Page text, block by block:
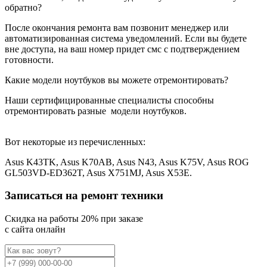
обратно?
После окончания ремонта вам позвонит менеджер или
автоматизированная система уведомлений. Если вы будете
вне доступа, на ваш номер придет смс с подтверждением
готовности.
Какие модели ноутбуков вы можете отремонтировать?
Наши сертифицированные специалисты способны
отремонтировать разные модели ноутбуков.
Вот некоторые из перечисленных:
Asus K43TK, Asus K70AB, Asus N43, Asus K75V, Asus ROG
GL503VD-ED362T, Asus X751MJ, Asus X53E.
Записаться на ремонт техники
Cкидка на работы 20% при заказе
с сайта онлайн